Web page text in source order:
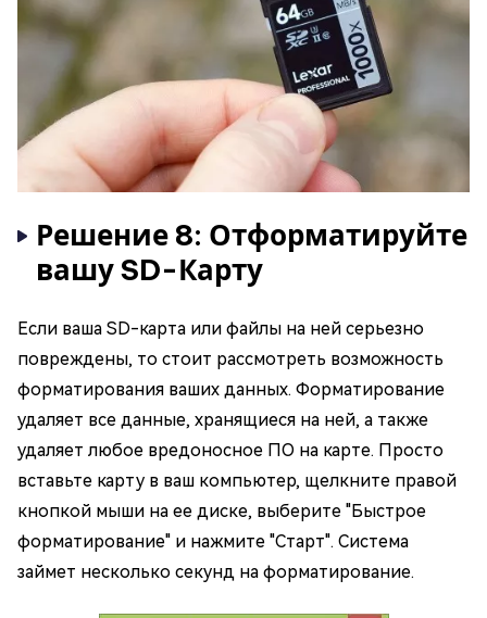
Решение 8: Отформатируйте
вашу SD-Карту
Если ваша SD-карта или файлы на ней серьезно
повреждены, то стоит рассмотреть возможность
форматирования ваших данных. Форматирование
удаляет все данные, хранящиеся на ней, а также
удаляет любое вредоносное ПО на карте. Просто
вставьте карту в ваш компьютер, щелкните правой
кнопкой мыши на ее диске, выберите "Быстрое
форматирование" и нажмите "Старт". Система
займет несколько секунд на форматирование.